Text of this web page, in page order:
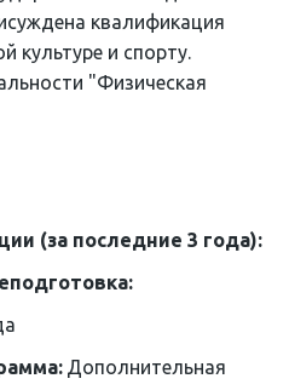
квалификация
культуре и спорту.
"Физическая
(за последние 3 года):
Дополнительная